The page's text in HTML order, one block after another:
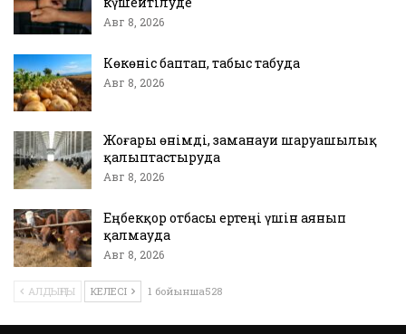
Авг 8, 2026
Көкөніс баптап, табыс табуда
Авг 8, 2026
Жоғары өнімді, заманауи шаруашылық
қалыптастыруда
Авг 8, 2026
Еңбекқор отбасы ертеңі үшін аянып
қалмауда
Авг 8, 2026
АЛДЫҢҒЫ КЕЛЕСІ 1 бойынша528